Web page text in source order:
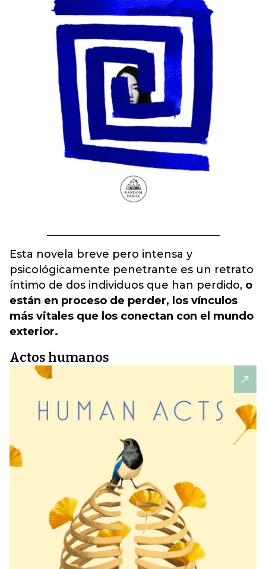
Esta novela breve pero intensa y
psicológicamente penetrante es un retrato
íntimo de dos individuos que han perdido, o
están en proceso de perder, los vínculos
más vitales que los conectan con el mundo
exterior.
Actos humanos